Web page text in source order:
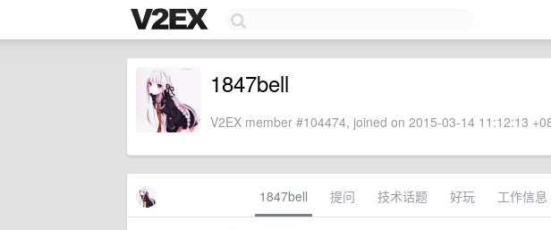
1847bell
V2EX member #104474, joined on 2015-03-14 11:12:13
1847bell 提问 技术话题 好玩 工作信息